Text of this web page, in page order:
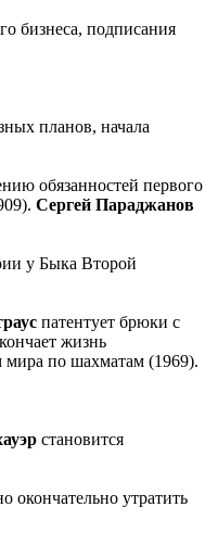
бизнеса, подписания
планов, начала
обязанностей первого
Сергей Параджанов
у Быка Второй
патентует брюки с
жизнь
мира по шахматам (1969).
становится
утратить